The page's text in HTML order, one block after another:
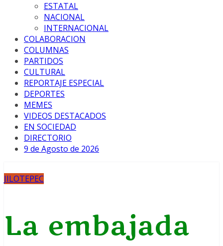
ESTATAL
NACIONAL
INTERNACIONAL
COLABORACION
COLUMNAS
PARTIDOS
CULTURAL
REPORTAJE ESPECIAL
DEPORTES
MEMES
VIDEOS DESTACADOS
EN SOCIEDAD
DIRECTORIO
9 de Agosto de 2026
JILOTEPEC
La embajada